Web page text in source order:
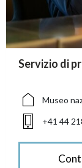
Servizio di
Museo
+41 44